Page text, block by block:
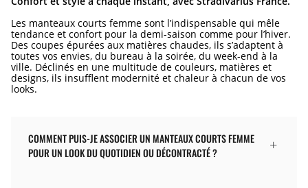
Les manteaux courts femme sont l’indispensable qui mêle
tendance et confort pour la demi-saison comme pour l’hiver.
Des coupes épurées aux matières chaudes, ils s’adaptent à
toutes vos envies, du bureau à la soirée, du week-end à la
ville. Déclinés en une multitude de couleurs, matières et
designs, ils insufflent modernité et chaleur à chacun de vos
looks.
COMMENT PUIS-JE ASSOCIER UN MANTEAUX COURTS FEMME
POUR UN LOOK DU QUOTIDIEN OU DÉCONTRACTÉ ?